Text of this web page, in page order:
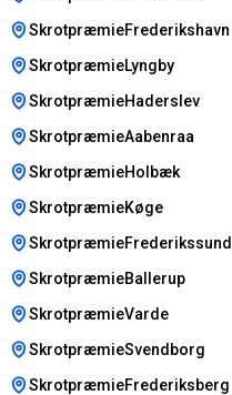
SkrotpræmieFrederikshavn
SkrotpræmieLyngby
SkrotpræmieHaderslev
SkrotpræmieAabenraa
SkrotpræmieHolbæk
SkrotpræmieKøge
SkrotpræmieFrederikssund
SkrotpræmieBallerup
SkrotpræmieVarde
SkrotpræmieSvendborg
SkrotpræmieFrederiksberg